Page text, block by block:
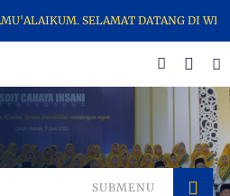
SELAMAT DATANG DI
SUBMENU